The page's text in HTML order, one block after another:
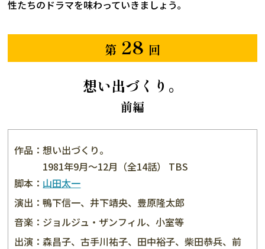
性たちのドラマを味わっていきましょう。
第 28 回
想い出づくり。
前編
作品：想い出づくり。
1981年9月〜12月（全14話） TBS
脚本： 山田太一
演出：鴨下信一、井下靖央、豊原隆太郎
音楽： ジョルジュ・ザンフィル、小室等
出演：森昌子、古手川祐子、田中裕子、柴田恭兵、前